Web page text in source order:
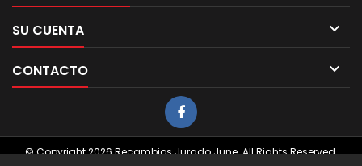
SU CUENTA 
CONTACTO 
© Copyright 2026 Recambios Jurado June. All Rights Reserved.